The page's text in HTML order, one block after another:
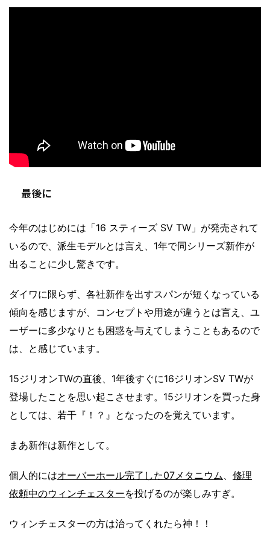
最後に
今年のはじめには「16 スティーズ SV TW」が発売されて
いるので、派生モデルとは言え、1年で同シリーズ新作が
出ることに少し驚きです。
ダイワに限らず、各社新作を出すスパンが短くなっている
傾向を感じますが、コンセプトや用途が違うとは言え、ユ
ーザーに多少なりとも困惑を与えてしまうこともあるので
は、と感じています。
15ジリオンTWの直後、1年後すぐに16ジリオンSV TWが
登場したことを思い起こさせます。15ジリオンを買った身
としては、若干『！？』となったのを覚えています。
まあ新作は新作として。
個人的にはオーバーホール完了した07メタニウム
修理
依頼中のウィンチェスターを投げるのが楽しみすぎ。
ウィンチェスターの方は治ってくれたら神！！